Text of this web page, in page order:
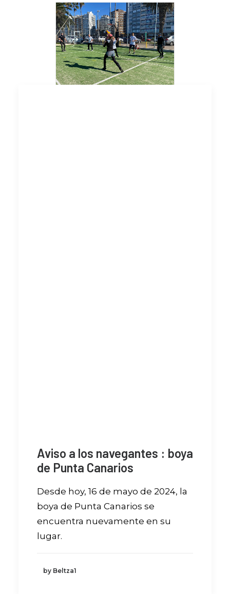
Aviso a los navegantes : boya
de Punta Canarios
Desde hoy, 16 de mayo de 2024, la
boya de Punta Canarios se
encuentra nuevamente en su
lugar.
by Beltza1